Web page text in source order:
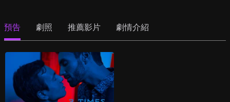
預告 劇照 推薦影片 劇情介紹